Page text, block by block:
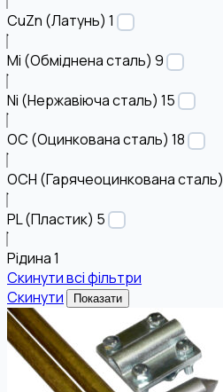
CuZn (Латунь) 1
Mi (Обміднена сталь) 9
Ni (Нержавіюча сталь) 15
OC (Оцинкована сталь) 18
OCH (Гарячеоцинкована сталь)
PL (Пластик) 5
Рідина1
Скинути всі фільтри
Скинути
Показати